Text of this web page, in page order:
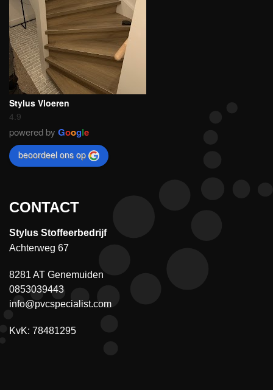
Stylus Vloeren
4.9
powered by Google
beoordeel ons op
CONTACT
Stylus Stoffeerbedrijf
Achterweg 67
8281 AT Genemuiden
0853039443
info@pvcspecialist.com
KvK: 78481295